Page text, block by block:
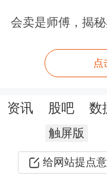
54票赞成、45
而美联储理事
14日正式递交
凯文·沃什上
理事会。
会卖是师傅，揭
点
资讯 股吧 数
触屏版
给网站提点